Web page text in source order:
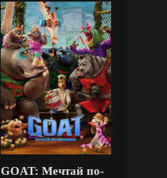
GOAT: Мечтай по-